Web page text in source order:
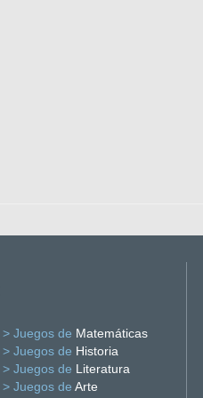
> Juegos de Matemáticas
> Juegos de Historia
> Juegos de Literatura
> Juegos de Arte